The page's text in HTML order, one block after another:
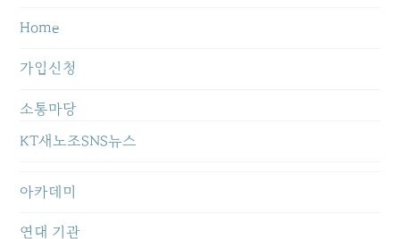
Home
가입신청
소통마당
KT새노조SNS뉴스
아카데미
연대 기관